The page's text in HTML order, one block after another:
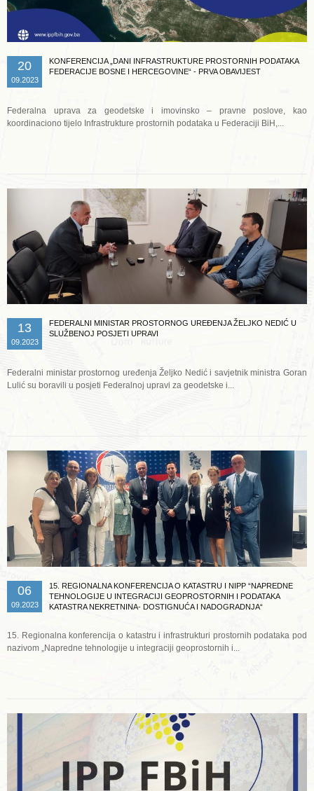
20
09.2023
KONFERENCIJA „DANI INFRASTRUKTURE PROSTORNIH PODATAKA
FEDERACIJE BOSNE I HERCEGOVINE“ - PRVA OBAVIJEST
Federalna uprava za geodetske i imovinsko – pravne poslove, kao
koordinaciono tijelo Infrastrukture prostornih podataka u Federaciji BiH,...
13
09.2023
FEDERALNI MINISTAR PROSTORNOG UREĐENJA ŽELJKO NEDIĆ U
SLUŽBENOJ POSJETI UPRAVI
Federalni ministar prostornog uređenja Željko Nedić i savjetnik ministra Goran
Lulić su boravili u posjeti Federalnoj upravi za geodetske i...
06
09.2023
15. REGIONALNA KONFERENCIJA O KATASTRU I NIPP “NAPREDNE
TEHNOLOGIJE U INTEGRACIJI GEOPROSTORNIH I PODATAKA
KATASTRA NEKRETNINA- DOSTIGNUĆA I NADOGRADNJA“
15. Regionalna konferencija o katastru i infrastrukturi prostornih podataka pod
nazivom „Napredne tehnologije u integraciji geoprostornih i...